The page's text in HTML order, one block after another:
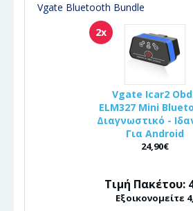
Vgate Bluetooth Bundle
2x
Vgate Icar2
ELM327 Mini
Διαγνωστικό -
Για Android
24,90€
Τιμή Πακέτου:
Εξοικονομείτε